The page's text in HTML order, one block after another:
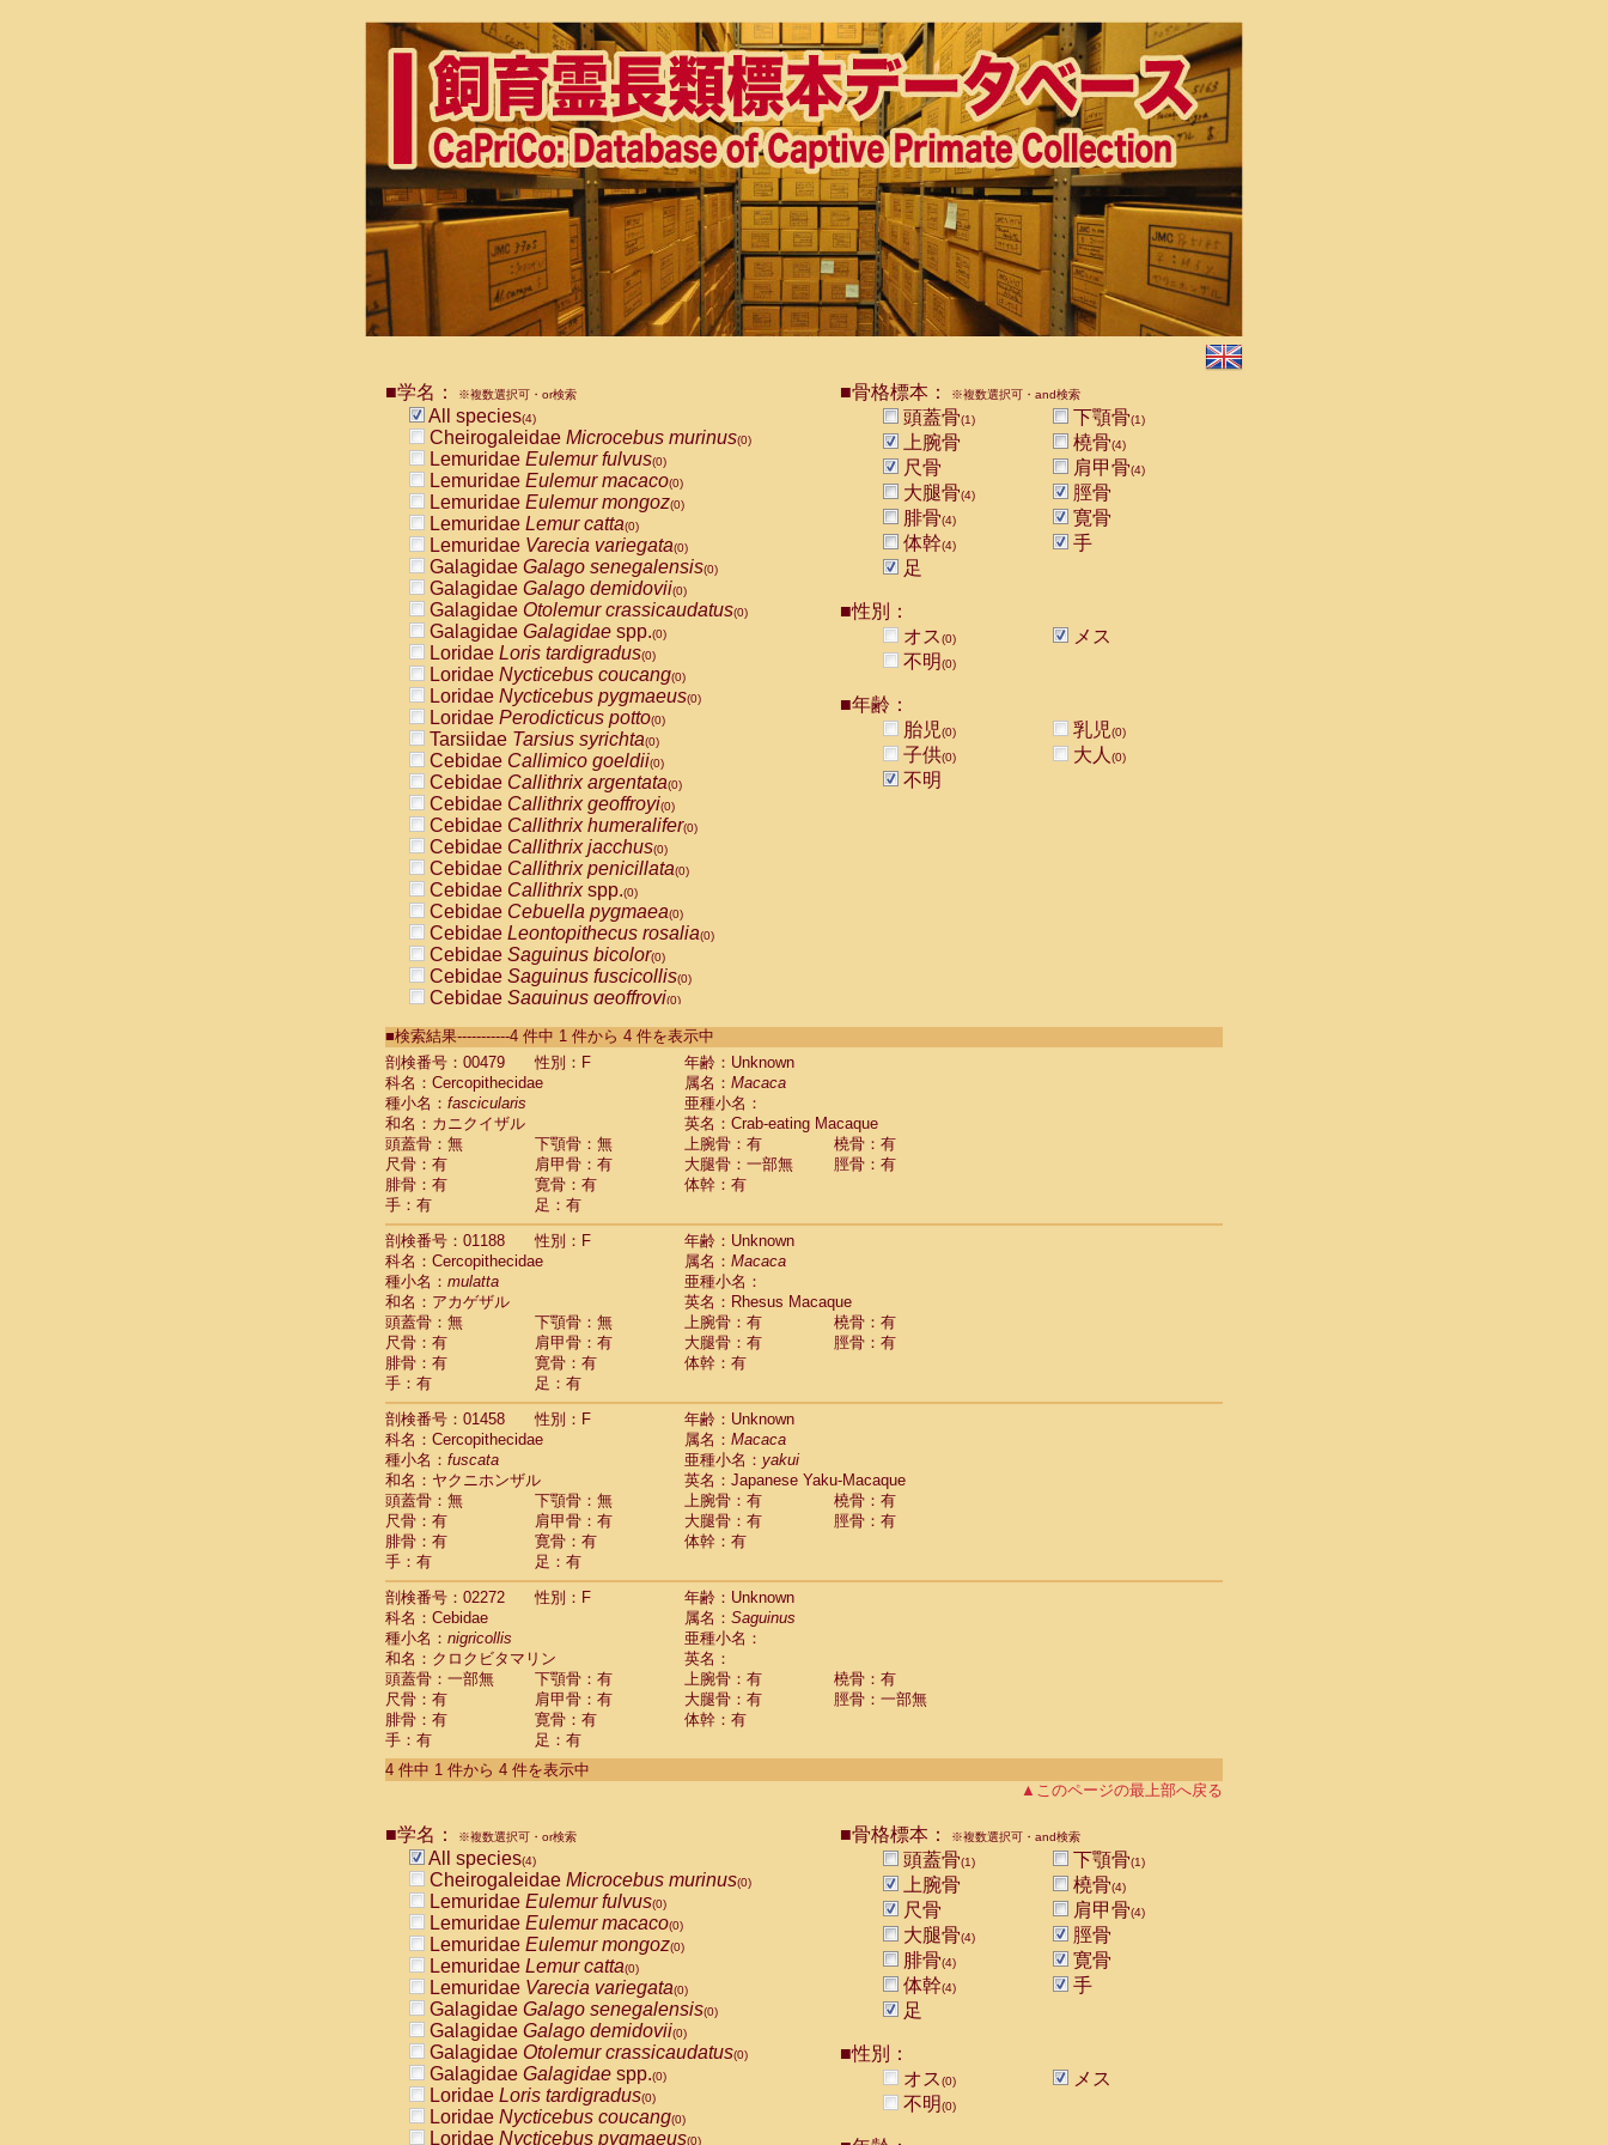
■学名： ※複数選択可・or検索
All species(4)
Cheirogaleidae Microcebus murinus(0)
Lemuridae Eulemur fulvus(0)
Lemuridae Eulemur macaco(0)
Lemuridae Eulemur mongoz(0)
Lemuridae Lemur catta(0)
Lemuridae Varecia variegata(0)
Galagidae Galago senegalensis(0)
Galagidae Galago demidovii(0)
Galagidae Otolemur crassicaudatus(0)
Galagidae Galagidae spp.(0)
Loridae Loris tardigradus(0)
Loridae Nycticebus coucang(0)
Loridae Nycticebus pygmaeus(0)
Loridae Perodicticus potto(0)
Tarsiidae Tarsius syrichta(0)
Cebidae Callimico goeldii(0)
Cebidae Callithrix argentata(0)
Cebidae Callithrix geoffroyi(0)
Cebidae Callithrix humeralifer(0)
Cebidae Callithrix jacchus(0)
Cebidae Callithrix penicillata(0)
Cebidae Callithrixspp.(0)
Cebidae Cebuella pygmaea(0)
Cebidae Leontopithecus rosalia(0)
Cebidae Saguinus bicolor(0)
Cebidae Saguinus fuscicollis(0)
Cebidae Saguinus geoffroyi(0)
CebidaeSaguinus labiatus(0)
Cebidae Saguinus leucopus (0)
CebidaeSaguinus midas
CebidaeSaguinus mystax
CebidaeSaguinus nigricollis (1)
Cebidae Saguinus oedipus
Cebidae Saguinus weddelli
Cebidae Saguinusspp.
Cebidae Aotus trivirgatus
Cebidae Cebus albifrons
CebidaeCebus apella
Cebidae
CebidaeCebus nigrivittatus
Cebidae Cebusspp.(0)
Cebidae Saimiri boliviensis
Cebidae Saimiri sciureus
Atelidae Alouatta caraya
AtelidaeAlouatta fusca
AtelidaeAlouatta seniculus
AtelidaeAlouatta
Atelidae Ateles belzebuth
Atelidae Ateles geoffroyi
Atelidae Ateles paniscus
Atelidae Atelesspp.
Atelidae Lagothrix lagothricha
AtelidaeLagothrix lagothricha cana(0)
Pitheciidae Cacajao calvus rubicundus (0)
Pitheciidae Callicebus cupreus(0)
Pitheciidae Callicebus donacophilus(0)
PitheciidaeCallicebus moloch(0)
Pitheciidae Callicebus torquatus(0)
Pitheciidae Callicebus
Pitheciidae Chiropotes satanas
Pitheciidae Pithecia monachus
PitheciidaePithecia pithecia
CercopithecidaeCercocebus torquatus atys
Cercopithecidae
CercopithecidaeCercocebus torquatus torquatus
CercopithecidaeCercocebus
CercopithecidaeCercocebusspp.
CercopithecidaeLophocebus albigena
CercopithecidaePapio anubis
CercopithecidaePapio cynocephalus
CercopithecidaePapio hamadryas
CercopithecidaePapio papio(0)
CercopithecidaePapiospp.(0)
CercopithecidaeMandrillus leucophaeus
CercopithecidaeMandrillus sphinx
CercopithecidaeTheropithecus gelada
CercopithecidaeMacaca arctoides
■骨格標本： ※複数選択可・and検索
頭蓋骨(1) 下顎骨(1)
上腕骨 橈骨(4)
尺骨 肩甲骨(4)
大腿骨(4)
脛骨
腓骨(4)
寛骨
体幹(4)
手
足
■性別：
オス(0)
メス
不明(0)
■年齢：
胎児(0) 乳児(0)
子供(0) 大人 (0)
不明
■検索結果-----------4 件中 1 件から 4 件を表示中
剖検番号：00479
性別：F
年齢：Unknown
科名：Cercopithecidae
属名： Macaca
種小名： fascicularis
亜種小名：
和名：カニクイザル
英名：Crab-eating Macaque
頭蓋骨：無
下顎骨：無 上腕骨：有
橈骨：有
尺骨：有
肩甲骨：有 大腿骨：一部無
脛骨：有
腓骨：有
寛骨：有
体幹：有
手：有
足：有
剖検番号：01188
性別：F
年齢：Unknown
科名：Cercopithecidae
属名： Macaca
種小名： mulatta
亜種小名：
和名：アカゲザル
英名：Rhesus Macaque
頭蓋骨：無
下顎骨：無 上腕骨：有
橈骨：有
尺骨：有
肩甲骨：有 大腿骨：有
脛骨：有
腓骨：有
寛骨：有
体幹：有
手：有
足：有
剖検番号：01458
性別：F
年齢：Unknown
科名：Cercopithecidae
属名： Macaca
種小名： fuscata 亜種小名： yakui
和名：ヤクニホンザル
英名：Japanese Yaku-Macaque
頭蓋骨：無
下顎骨：無 上腕骨：有
橈骨：有
尺骨：有
肩甲骨：有 大腿骨：有
脛骨：有
腓骨：有
寛骨：有
体幹：有
手：有
足：有
剖検番号：02272
性別：F
年齢：Unknown
科名：Cebidae
属名： Saguinus
種小名： nigricollis
亜種小名：
和名：クロクビタマリン
英名：
頭蓋骨：一部無
下顎骨：有 上腕骨：有
橈骨：有
尺骨：有
肩甲骨：有 大腿骨：有
脛骨：一部無
腓骨：有
寛骨：有
体幹：有
手：有
足：有
4 件中 1 件から 4 件を表示中
▲このページの最上部へ戻る
■学名： ※複数選択可・or検索
All species(4)
Cheirogaleidae Microcebus murinus(0)
Lemuridae Eulemur fulvus(0)
Lemuridae Eulemur macaco(0)
Lemuridae Eulemur mongoz(0)
Lemuridae Lemur catta(0)
Lemuridae Varecia variegata(0)
Galagidae Galago senegalensis(0)
Galagidae Galago demidovii(0)
Galagidae Otolemur crassicaudatus(0)
Galagidae Galagidae spp.(0)
Loridae Loris tardigradus(0)
Loridae Nycticebus coucang(0)
Loridae Nycticebus pygmaeus(0)
■骨格標本： ※複数選択可・and検索
頭蓋骨(1) 下顎骨(1)
上腕骨 橈骨(4)
尺骨 肩甲骨(4)
大腿骨(4)
脛骨
腓骨(4)
寛骨
体幹(4)
手
足
■性別：
オス(0)
メス
不明(0)